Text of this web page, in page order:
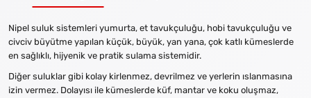
Nipel suluk sistemleri yumurta, et tavukçuluğu, hobi tavukçuluğu ve
civciv büyütme yapılan küçük, büyük, yan yana, çok katlı kümeslerde
en sağlıklı, hijyenik ve pratik sulama sistemidir.
Diğer suluklar gibi kolay kirlenmez, devrilmez ve yerlerin ıslanmasına
izin vermez. Dolayısı ile kümeslerde küf, mantar ve koku oluşmaz,